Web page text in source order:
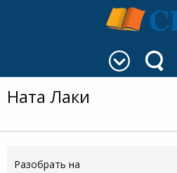
Ната Лаки
Разобрать на